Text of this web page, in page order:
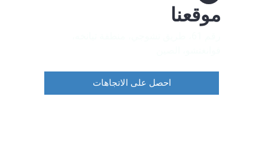
موقعنا
احصل على الاتجاهات